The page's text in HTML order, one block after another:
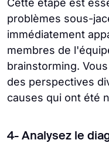
problèmes sous-
immédiatement
membres de
brainstorming.
des perspectives
causes qui ont été
4- Analysez le